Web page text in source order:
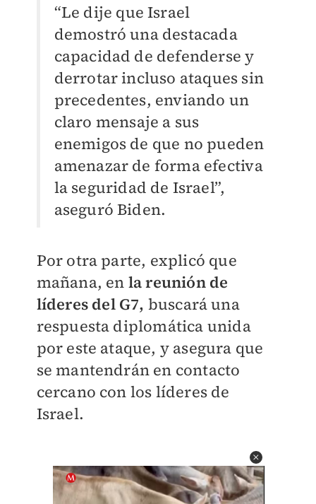
“Le dije que Israel
demostró una destacada
capacidad de defenderse y
derrotar incluso ataques sin
precedentes, enviando un
claro mensaje a sus
enemigos de que no pueden
amenazar de forma efectiva
la seguridad de Israel”,
aseguró Biden.
Por otra parte, explicó que
mañana, en la reunión de
líderes del G7, buscará una
respuesta diplomática unida
por este ataque, y asegura que
se mantendrán en contacto
cercano con los líderes de
Israel.